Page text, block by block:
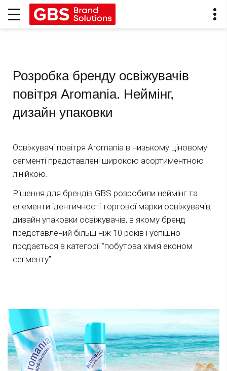
Розробка бренду освіжувачів
повітря Aromania. Неймінг,
дизайн упаковки
Освіжувачі повітря Aromania в низькому ціновому
сегменті представлені широкою асортиментною
лінійкою.
Рішення для брендів GBS розробили неймінг та
елементи ідентичності торгової марки освіжувачів,
дизайн упаковки освіжувачів, в якому бренд
представлений більш ніж 10 років і успішно
продається в категорії “побутова хімія економ
сегменту”.